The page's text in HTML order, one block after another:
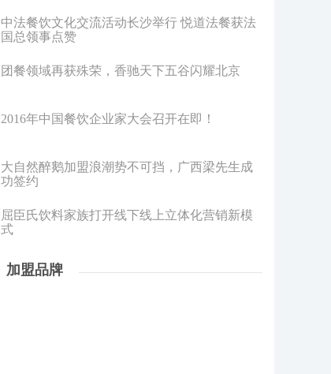
中法餐饮文化交流活动长沙举行 悦道法餐获法
国总领事点赞
团餐领域再获殊荣，香驰天下五谷闪耀北京
2016年中国餐饮企业家大会召开在即！
大自然醉鹅加盟浪潮势不可挡，广西梁先生成
功签约
屈臣氏饮料家族打开线下线上立体化营销新模
式
加盟品牌